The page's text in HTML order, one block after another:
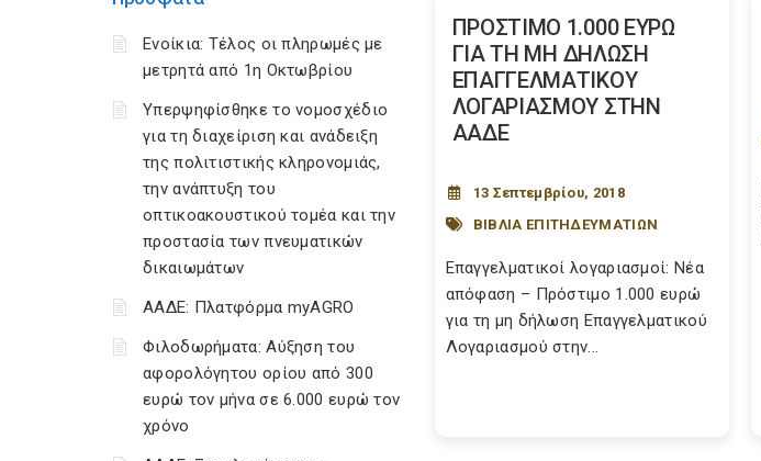
Ενοίκια: Τέλος οι πληρωμές με
μετρητά από 1η Οκτωβρίου
Υπερψηφίσθηκε το νομοσχέδιο
για τη διαχείριση και ανάδειξη
της πολιτιστικής κληρονομιάς,
την ανάπτυξη του
οπτικοακουστικού τομέα και την
προστασία των πνευματικών
δικαιωμάτων
ΑΑΔΕ: Πλατφόρμα myAGRO
Φιλοδωρήματα: Αύξηση του
αφορολόγητου ορίου από 300
ευρώ τον μήνα σε 6.000 ευρώ τον
χρόνο
ΠΡΟΣΤΙΜΟ 1.000 ΕΥΡΩ
ΓΙΑ ΤΗ ΜΗ ΔΗΛΩΣΗ
ΕΠΑΓΓΕΛΜΑΤΙΚΟΥ
ΛΟΓΑΡΙΑΣΜΟΥ ΣΤΗΝ
ΑΑΔΕ
13 Σεπτεμβρίου, 2018
ΒΙΒΛΙΑ ΕΠΙΤΗΔΕΥΜΑΤΙΩΝ
Επαγγελματικοί λογαριασμοί: Νέα
απόφαση – Πρόστιμο 1.000 ευρώ
για τη μη δήλωση Επαγγελματικού
Λογαριασμού στην...